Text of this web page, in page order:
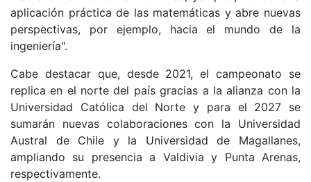
aplicación práctica de las matemáticas y abre nuevas
perspectivas, por ejemplo, hacia el mundo de la
ingeniería".
Cabe destacar que, desde 2021, el campeonato se
replica en el norte del país gracias a la alianza con la
Universidad Católica del Norte y para el 2027 se
sumarán nuevas colaboraciones con la Universidad
Austral de Chile y la Universidad de Magallanes,
ampliando su presencia a Valdivia y Punta Arenas,
respectivamente.